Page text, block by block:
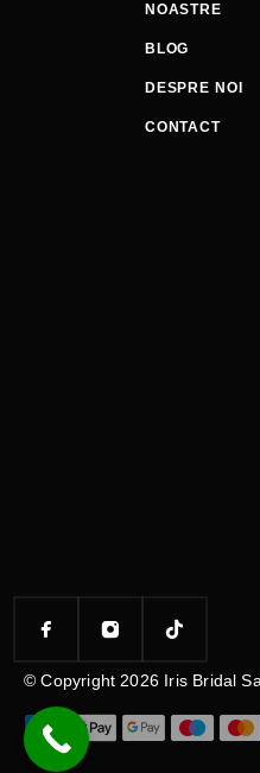
NOASTRE
BLOG
DESPRE NOI
CONTACT
© Copyright 2026 Iris Bridal